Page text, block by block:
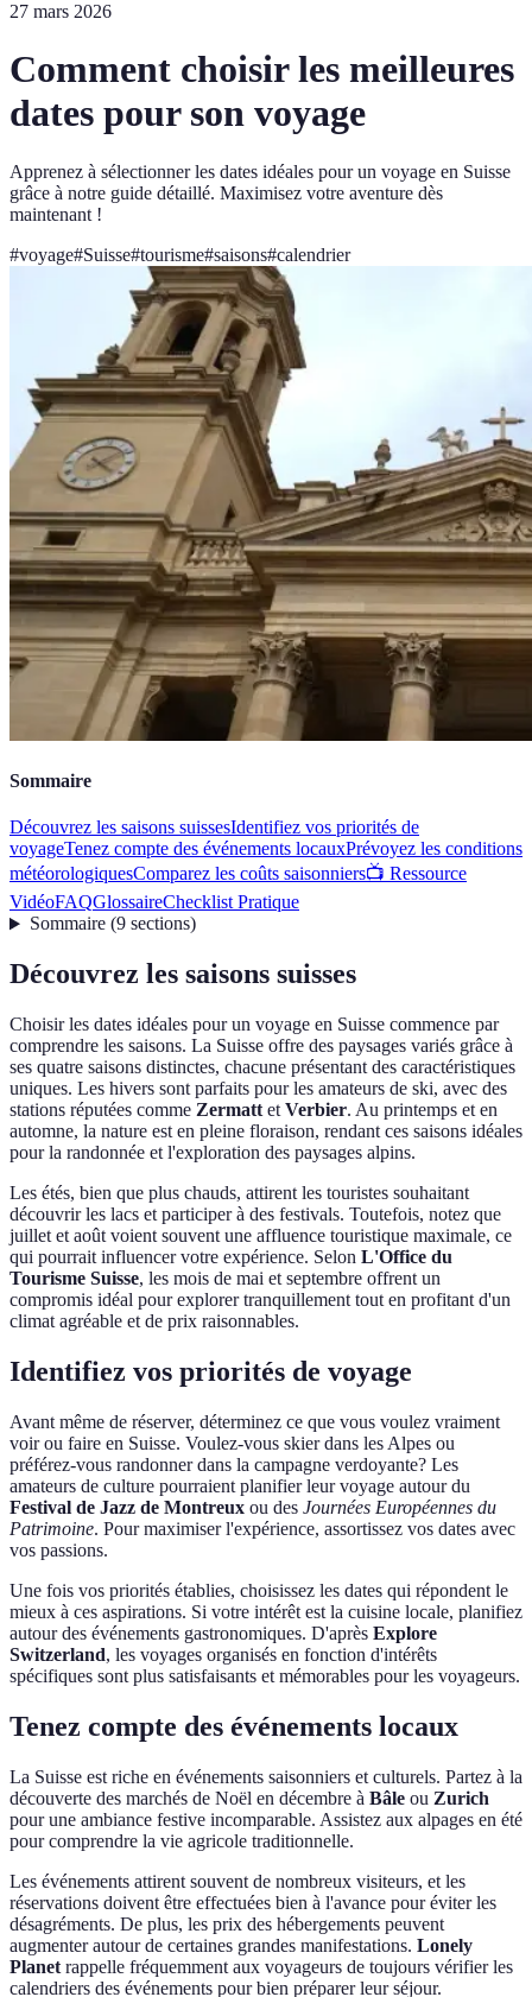
27 mars 2026
Comment choisir les meilleures
dates pour son voyage
Apprenez à sélectionner les dates idéales pour un voyage en Suisse
grâce à notre guide détaillé. Maximisez votre aventure dès
maintenant !
#voyage#Suisse#tourisme#saisons#calendrier
Sommaire
Découvrez les saisons suissesIdentifiez vos priorités de
voyageTenez compte des événements locauxPrévoyez les conditions
météorologiquesComparez les coûts saisonniers📺 Ressource
VidéoFAQGlossaireChecklist Pratique
Sommaire(9 sections)
Découvrez les saisons suisses
Choisir les dates idéales pour un voyage en Suisse commence par
comprendre les saisons. La Suisse offre des paysages variés grâce à
ses quatre saisons distinctes, chacune présentant des caractéristiques
uniques. Les hivers sont parfaits pour les amateurs de ski, avec des
stations réputées comme Zermatt et Verbier. Au printemps et en
automne, la nature est en pleine floraison, rendant ces saisons idéales
pour la randonnée et l'exploration des paysages alpins.
Les étés, bien que plus chauds, attirent les touristes souhaitant
découvrir les lacs et participer à des festivals. Toutefois, notez que
juillet et août voient souvent une affluence touristique maximale, ce
qui pourrait influencer votre expérience. Selon L'Office du
Tourisme Suisse, les mois de mai et septembre offrent un
compromis idéal pour explorer tranquillement tout en profitant d'un
climat agréable et de prix raisonnables.
Identifiez vos priorités de voyage
Avant même de réserver, déterminez ce que vous voulez vraiment
voir ou faire en Suisse. Voulez-vous skier dans les Alpes ou
préférez-vous randonner dans la campagne verdoyante? Les
amateurs de culture pourraient planifier leur voyage autour du
Festival de Jazz de Montreux ou des Journées Européennes du
Patrimoine. Pour maximiser l'expérience, assortissez vos dates avec
vos passions.
Une fois vos priorités établies, choisissez les dates qui répondent le
mieux à ces aspirations. Si votre intérêt est la cuisine locale, planifiez
autour des événements gastronomiques. D'après Explore
Switzerland, les voyages organisés en fonction d'intérêts
spécifiques sont plus satisfaisants et mémorables pour les voyageurs.
Tenez compte des événements locaux
La Suisse est riche en événements saisonniers et culturels. Partez à la
découverte des marchés de Noël en décembre à Bâle ou Zurich
pour une ambiance festive incomparable. Assistez aux alpages en été
pour comprendre la vie agricole traditionnelle.
Les événements attirent souvent de nombreux visiteurs, et les
réservations doivent être effectuées bien à l'avance pour éviter les
désagréments. De plus, les prix des hébergements peuvent
augmenter autour de certaines grandes manifestations. Lonely
Planet rappelle fréquemment aux voyageurs de toujours vérifier les
calendriers des événements pour bien préparer leur séjour.